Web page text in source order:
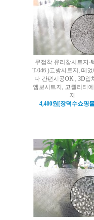
무점착 유리창시트지-
T-046 )고방시트지, 떼었
다 간편시공OK , 3D입
엠보시트지, 고퀄리티
지
4,400원[장덕수쇼핑